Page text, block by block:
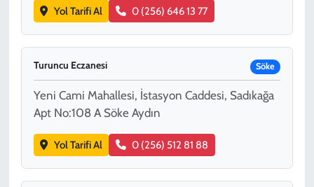
Yol Tarifi Al 0 (256) 646 13 77
Turuncu Eczanesi Söke
Yeni Cami Mahallesi, İstasyon Caddesi, Sadıkağa
Apt No:108 A Söke Aydın
Yol Tarifi Al 0 (256) 512 81 88